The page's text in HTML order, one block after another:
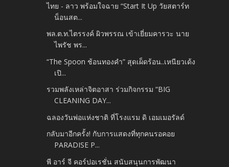
ไทย - ลาว พร้อมใจฉาย “Start It Up วัยสตาร์ท
น็อนสต...
พล.ต.ท.ไตรรงค์ ผิวพรรณ เข้าเยี่ยมคารวะ นาย
ไพรัช พร...
“The Spoon ช้อนทองคำ” สุดเผ็ดร้อน..เหนียวเด้ง
เปิ...
รวมพลังเหล่าจิตอาสา ร่วมกิจกรรม “BIG
CLEANING DAY...
ฉลองวันพ่อแห่งชาติ ที่โรงแรม ดิ เอมเมอรัลด์
กลับมาอีกครั้ง! กับการแสดงที่ทุกคนรอคอย
PARADISE P...
พี อาร์ จี คอร์ปอเรชั่น สนับสนุนการพัฒนา